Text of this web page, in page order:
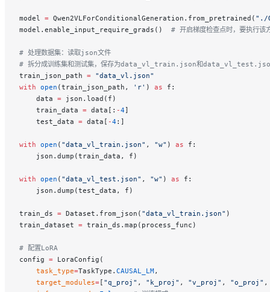
model = Qwen2VLForConditionalGeneration.from_pretrained( "./
model.enable_input_require_grads() # 开启梯度检查点时，要执行该
# 处理数据集：读取json文件
# 拆分成训练集和测试集，保存为data_vl_train.json和
train_json_path = "data_vl.json"
with open (train_json_path, 'r' ) as f:
    data
= json.load(f)
    train_data
= data[: -4]
    test_data
= data[ -4:]
with open ( "data_vl_train.json" , "w" ) as f:
    json.dump(train_data, f)
with open ( "data_vl_test.json" , "w" ) as f:
    json.dump(test_data, f)
train_ds = Dataset.from_json( "data_vl_train.json" )
train_dataset = train_ds.map(process_func)
# 配置LoRA
config = LoraConfig(
    task_type
=TaskType. CAUSAL_LM,
    target_modules
=[ "q_proj" , "k_proj" , "v_proj" , "o_proj"